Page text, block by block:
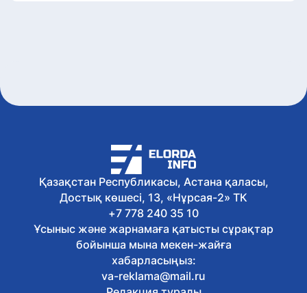
Қазақстан Республикасы, Астана қаласы,
Достық көшесі, 13, «Нұрсая-2» ТК
+7 778 240 35 10
Ұсыныс және жарнамаға қатысты сұрақтар
бойынша мына мекен-жайға
хабарласыңыз:
va-reklama@mail.ru